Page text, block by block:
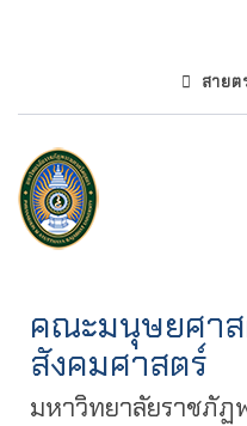
สาย
คณะมนุษยศา
สังคมศาสตร์
มหาวิทยาลัยราชภัฏ